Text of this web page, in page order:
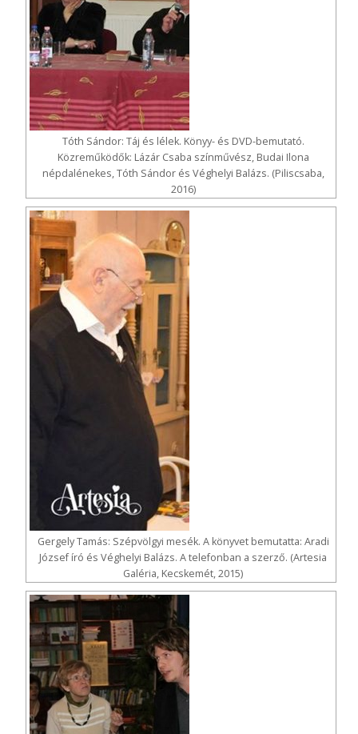
Tóth Sándor: Táj és lélek. Könyy- és DVD-bemutató.
Közreműködők: Lázár Csaba színművész, Budai Ilona
népdalénekes, Tóth Sándor és Véghelyi Balázs. (Piliscsaba,
2016)
Gergely Tamás: Szépvölgyi mesék. A könyvet bemutatta: Aradi
József író és Véghelyi Balázs. A telefonban a szerző. (Artesia
Galéria, Kecskemét, 2015)